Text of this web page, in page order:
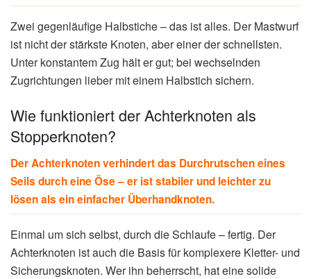
Zwei gegenläufige Halbstiche – das ist alles. Der Mastwurf
ist nicht der stärkste Knoten, aber einer der schnellsten.
Unter konstantem Zug hält er gut; bei wechselnden
Zugrichtungen lieber mit einem Halbstich sichern.
Wie funktioniert der Achterknoten als
Stopperknoten?
Der Achterknoten verhindert das Durchrutschen eines
Seils durch eine Öse – er ist stabiler und leichter zu
lösen als ein einfacher Überhandknoten.
Einmal um sich selbst, durch die Schlaufe – fertig. Der
Achterknoten ist auch die Basis für komplexere Kletter- und
Sicherungsknoten. Wer ihn beherrscht, hat eine solide